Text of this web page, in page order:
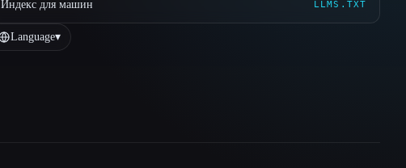
Индекс для машин LLMS.TXT
Language▾